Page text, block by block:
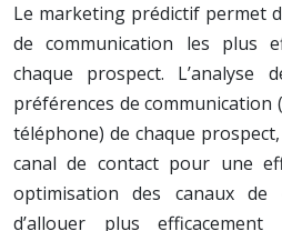
Le marketing prédictif permet
de communication les plus
chaque prospect. L’analyse
préférences de communication
téléphone) de chaque
canal de contact pour une
optimisation des canaux de
d’allouer plus